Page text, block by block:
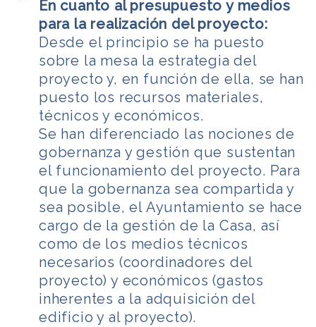
En cuanto al presupuesto y medios
para la realización del proyecto:
Desde el principio se ha puesto
sobre la mesa la estrategia del
proyecto y, en función de ella, se han
puesto los recursos materiales,
técnicos y económicos.
Se han diferenciado las nociones de
gobernanza y gestión que sustentan
el funcionamiento del proyecto. Para
que la gobernanza sea compartida y
sea posible, el Ayuntamiento se hace
cargo de la gestión de la Casa, así
como de los medios técnicos
necesarios (coordinadores del
proyecto) y económicos (gastos
inherentes a la adquisición del
edificio y al proyecto).